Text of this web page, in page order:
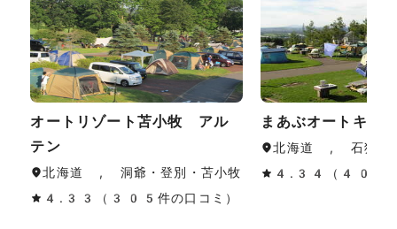
オートリゾート苫小牧 アル
テン
北海道 , 洞爺・登別・苫小牧
4.33（305件の口コミ）
まあぶオートキャ
北海道 , 石狩・
4.34（40件の